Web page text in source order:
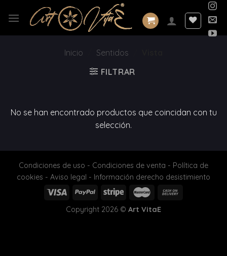
Inicio Sentidos
FILTRAR
No se han encontrado productos que coincidan con tu
selección.
Condiciones de uso - Condiciones de venta - Política de
cookies - Aviso legal - Información derecho desistimiento
Copyright 2026 © Art VitaE